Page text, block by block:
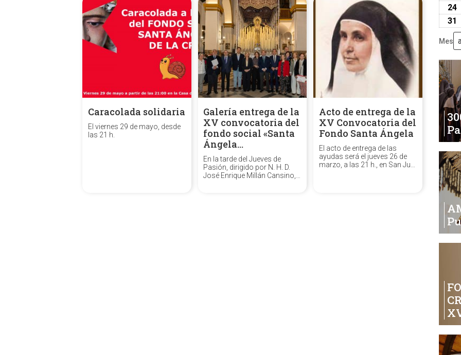
Caracolada solidaria
El viernes 29 de mayo, desde
las 21 h.
Galería entrega de la
XV convocatoria del
fondo social «Santa
Ángela…
En la tarde del Jueves de
Pasión, dirigido por N. H. D.
José Enrique Millán Cansino,
Acto de entrega de la
XV Convocatoria del
Fondo Santa Ángela
El acto de entrega de las
ayudas será el jueves 26 de
marzo, a las 21 h., en San Juan
24
31
Mes